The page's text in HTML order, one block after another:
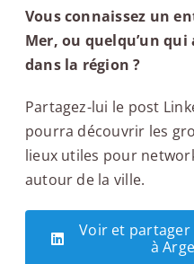
Vous connaissez un
Mer, ou quelqu’un
dans la région ?
Partagez-lui le post
pourra découvrir les
lieux utiles pour
autour de la ville.
Voir et partager
à